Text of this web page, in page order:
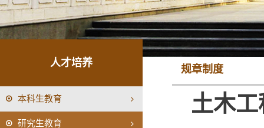
人才培养
本科生教育
研究生教育
规章制度
土木